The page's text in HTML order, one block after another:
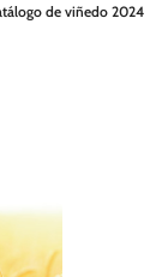
de viñedo 2024